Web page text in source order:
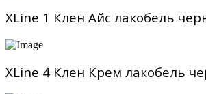
XLine 1 Клен Айс лакобель
XLine 4 Клен Крем лакобель